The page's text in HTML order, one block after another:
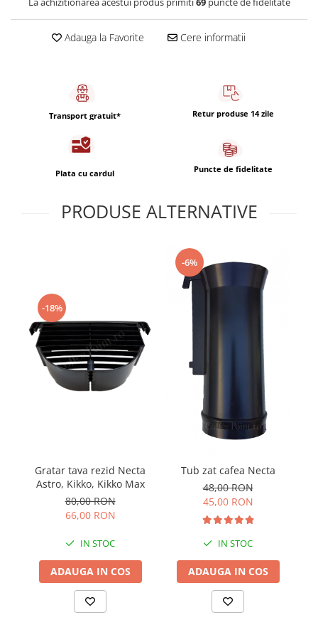
Capsule de Cafea
Adauga la Favorite Cere informatii
Transport gratuit* Retur produse 14 zile
Plata cu cardul Puncte de fidelitate
PRODUSE ALTERNATIVE
-18%
Gratar tava rezid Necta
Astro, Kikko, Kikko Max
80,00 RON
66,00 RON
IN STOC
ADAUGA IN COS
-6%
Tub zat cafea Necta
48,00 RON
45,00 RON
IN STOC
ADAUGA IN COS